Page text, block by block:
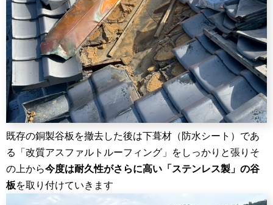
既存の銅製谷板を撤去した後は下葺材（防水シート）であ
る「改質アスファルトルーフィング」をしっかりと張りそ
の上から今度は耐久性がさらに高い「ステンレス製」の谷
板を取り付けていきます